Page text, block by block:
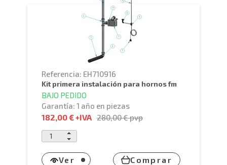
Referencia: EH710916
kit primera instalación para hornos fm
BAJO PEDIDO
Garantía: 1 año en piezas
182,00 €+IVA 280,00 €pvp
Ver Comprar